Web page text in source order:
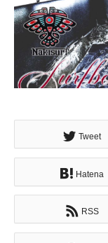
Tweet
Hatena
RSS